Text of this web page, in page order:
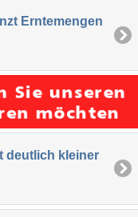
Erntemengen
deutlich kleiner